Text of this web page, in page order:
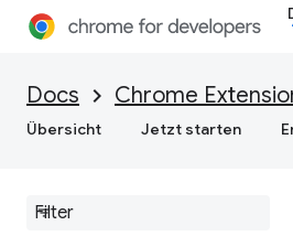
Docs Chrome
Übersicht Jetzt starten